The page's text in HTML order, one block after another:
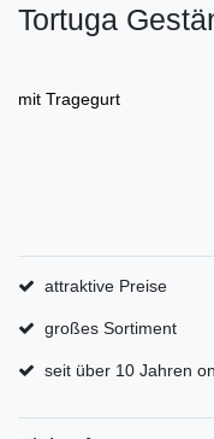
Tortuga
mit Tragegurt
attraktive Preise
großes Sortiment
seit über 10 Jahren